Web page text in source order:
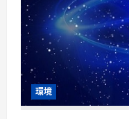
環境